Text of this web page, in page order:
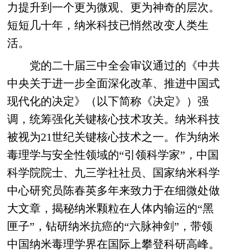
力提升到一个更为微观、更为神奇的层次。
短短几十年，纳米科技已悄然改变人类生
活。
党的二十届三中全会审议通过的《中共
中央关于进一步全面深化改革、推进中国式
现代化的决定》（以下简称《决定》）强
调，统筹强化关键核心技术攻关。纳米科技
被视为21世纪关键核心技术之一。作为纳米
毒理学与安全性领域的“引领科学家”，中国
科学院院士、九三学社社员、国家纳米科学
中心研究员陈春英多年来致力于在细微处做
大文章，揭秘纳米颗粒在人体内输运的“黑
匣子”，钻研纳米抗癌的“六脉神剑”，带领
中国纳米毒理学界在国际上攀登科研高峰。